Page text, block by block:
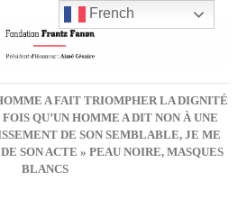
A FAIT TRIOMPHER LA DIGNITÉ
QU’UN HOMME A DIT NON À UNE
DE SON SEMBLABLE, JE ME
SON ACTE » PEAU NOIRE, MASQUES
BLANCS
French